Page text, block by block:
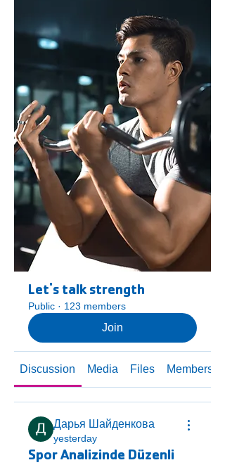
Let's talk strength
Public · 123 members
Join
Discussion Media Files Members
Дарья Шайденкова
yesterday
Spor Analizinde Düzenli